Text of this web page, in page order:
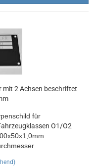
mit 2 Achsen beschriftet
für
O1/O2